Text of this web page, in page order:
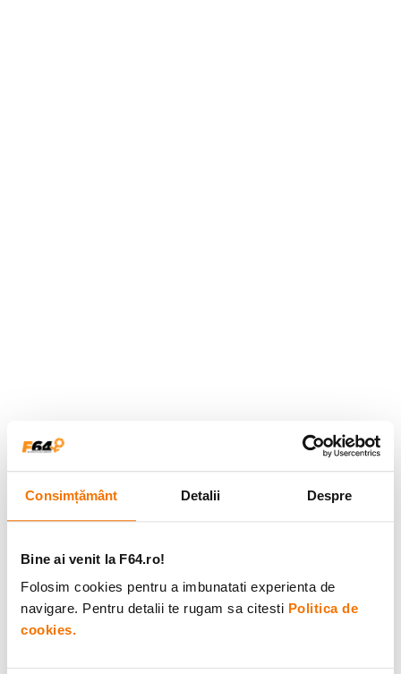
Consimțământ Detalii Despre
Bine ai venit la F64.ro!
Folosim cookies pentru a imbunatati experienta de
navigare. Pentru detalii te rugam sa citesti Politica de
cookies.